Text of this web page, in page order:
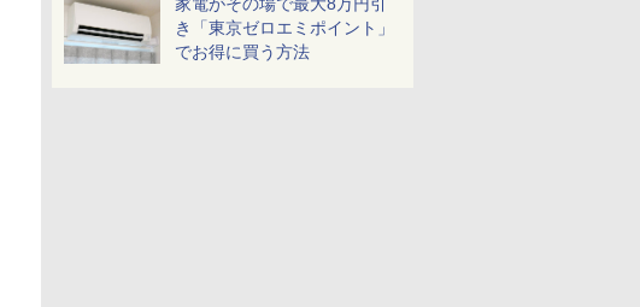
き「東京ゼロエミポイント」
でお得に買う方法